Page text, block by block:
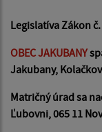
Legislatíva Zákon
OBEC JAKUBANY
Jakubany,
Matričný úrad sa
Ľubovni, 065 11